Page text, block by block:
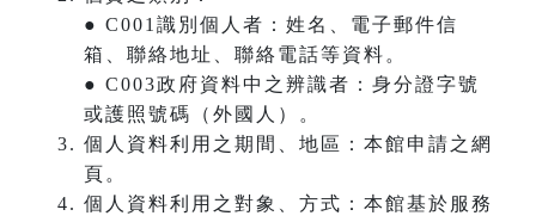
● C001識別個人者：姓名、電子郵件信
箱、聯絡地址、聯絡電話等資料。
● C003政府資料中之辨識者：身分證字號
或護照號碼（外國人）。
個人資料利用之期間、地區：本館申請之網
頁。
個人資料利用之對象、方式：本館基於服務